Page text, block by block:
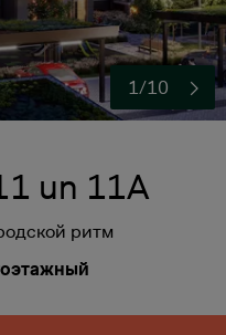
1/10
un 11A
ритм